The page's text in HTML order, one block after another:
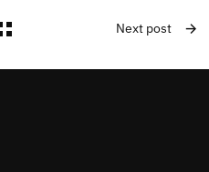
Next post